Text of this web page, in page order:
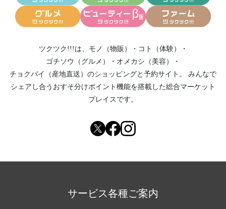
ツクツク!!!は、 モノ（物販） ・ コト（体験）
・
ゴチソウ（グルメ）
・ オメカシ（美容）
・
チョクバイ（産地直送） のショッピングと予約サイト。
みんなで
シェアし合う おすそ分けポイント機能を搭載した総合マーケット
プレイスです。
サービス各種ご案内